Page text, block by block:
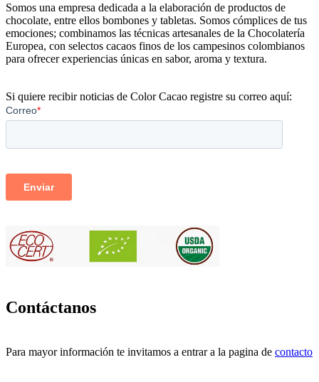
Somos una empresa dedicada a la elaboración de productos de
chocolate, entre ellos bombones y tabletas. Somos cómplices de tus
emociones; combinamos las técnicas artesanales de la Chocolatería
Europea, con selectos cacaos finos de los campesinos colombianos
para ofrecer experiencias únicas en sabor, aroma y textura.
Si quiere recibir noticias de Color Cacao registre su correo aquí:
Contáctanos
Para mayor información te invitamos a entrar a la pagina de contacto